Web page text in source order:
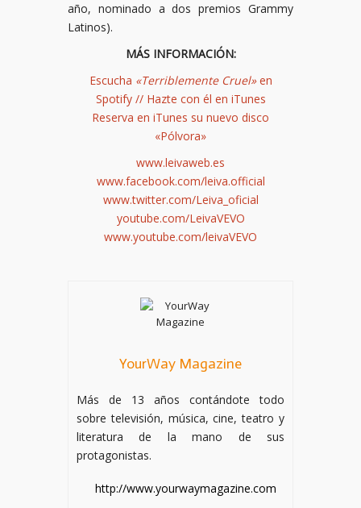
año, nominado a dos premios Grammy
Latinos).
MÁS INFORMACIÓN:
Escucha «Terriblemente Cruel»en
Spotify// Hazte con él en iTunes
Reserva en iTunes su nuevo disco
«Pólvora»
www.leivaweb.es
www.facebook.com/leiva.official
www.twitter.com/Leiva_oficial
youtube.com/LeivaVEVO
www.youtube.com/leivaVEVO
YourWay Magazine
Más de 13 años contándote todo
sobre televisión, música, cine, teatro y
literatura de la mano de sus
protagonistas.
http://www.yourwaymagazine.com